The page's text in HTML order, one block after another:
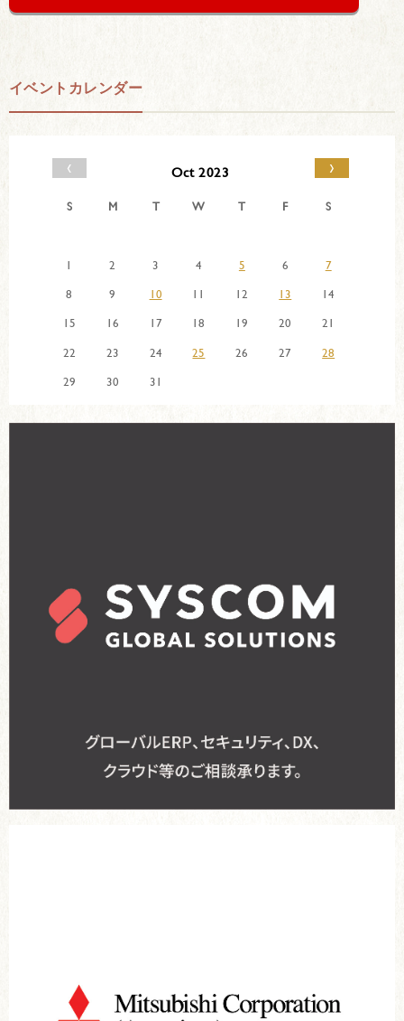
イベントカレンダー
‹ Oct 2023 ›
S M T W T F S
1 2 3 4 5 6
7
8
9 10 11 12 13
14
15
16 17 18 19 20
21
22
23 24 25 26 27
28
29
30 31